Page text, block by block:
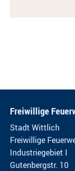
Freiwillige
Stadt Wittlich
Freiwillige
Industriegebiet I
Gutenbergstr. 10